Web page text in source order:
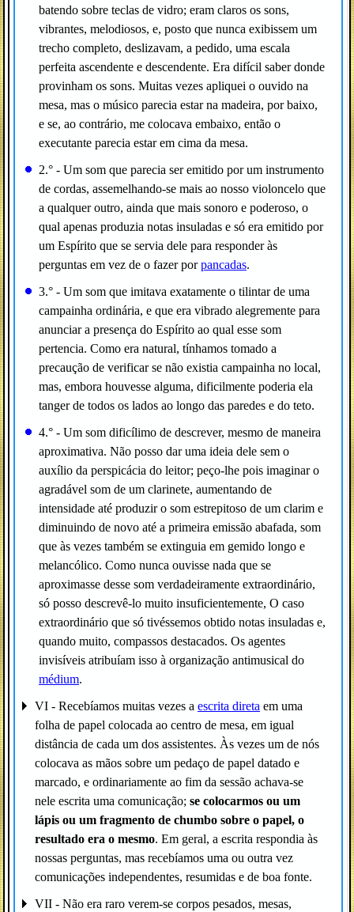
batendo sobre teclas de vidro; eram claros os sons,
vibrantes, melodiosos, e, posto que nunca exibissem um
trecho completo, deslizavam, a pedido, uma escala
perfeita ascendente e descendente. Era difícil saber donde
provinham os sons. Muitas vezes apliquei o ouvido na
mesa, mas o músico parecia estar na madeira, por baixo,
e se, ao contrário, me colocava embaixo, então o
executante parecia estar em cima da mesa.
2.° - Um som que parecia ser emitido por um instrumento
de cordas, assemelhando-se mais ao nosso violoncelo que
a qualquer outro, ainda que mais sonoro e poderoso, o
qual apenas produzia notas insuladas e só era emitido por
um Espírito que se servia dele para responder às
perguntas em vez de o fazer porpancadas.
3.° - Um som que imitava exatamente o tilintar de uma
campainha ordinária, e que era vibrado alegremente para
anunciar a presença do Espírito ao qual esse som
pertencia. Como era natural, tínhamos tomado a
precaução de verificar se não existia campainha no local,
mas, embora houvesse alguma, dificilmente poderia ela
tanger de todos os lados ao longo das paredes e do teto.
4.° - Um som dificílimo de descrever, mesmo de maneira
aproximativa. Não posso dar uma ideia dele sem o
auxílio da perspicácia do leitor; peço-lhe pois imaginar o
agradável som de um clarinete, aumentando de
intensidade até produzir o som estrepitoso de um clarim e
diminuindo de novo até a primeira emissão abafada, som
que às vezes também se extinguia em gemido longo e
melancólico. Como nunca ouvisse nada que se
aproximasse desse som verdadeiramente extraordinário,
só posso descrevê-lo muito insuficientemente, O caso
extraordinário que só tivéssemos obtido notas insuladas e,
quando muito, compassos destacados. Os agentes
invisíveis atribuíam isso à organização antimusical do
médium.
VI - Recebíamos muitas vezes a escrita direta em uma
folha de papel colocada ao centro de mesa, em igual
distância de cada um dos assistentes. Às vezes um de nós
colocava as mãos sobre um pedaço de papel datado e
marcado, e ordinariamente ao fim da sessão achava-se
nele escrita uma comunicação; se colocarmos ou um
lápis ou um fragmento de chumbo sobre o papel, o
resultado era o mesmo. Em geral, a escrita respondia às
nossas perguntas, mas recebíamos uma ou outra vez
comunicações independentes, resumidas e de boa fonte.
VII - Não era raro verem-se corpos pesados, mesas,